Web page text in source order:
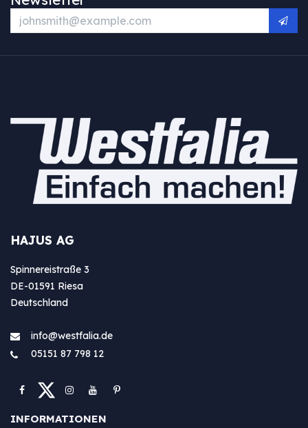
HAJUS AG
Spinnereistraße 3
DE-01591 Riesa
Deutschland
info@westfa​lia.de
05151 87 798 12
INFORMATIONEN